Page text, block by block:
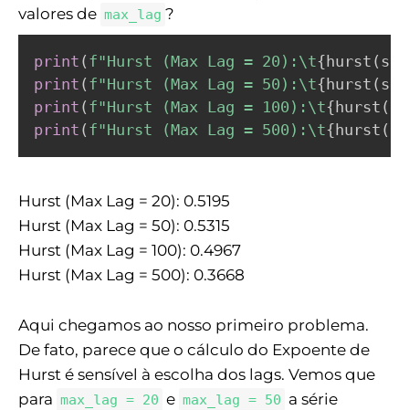
valores de max_lag ?
print ( f"Hurst (Max Lag = 20):\t{hurst (
print ( f"Hurst (Max Lag = 50):\t{hurst (
print ( f"Hurst (Max Lag = 100):\t{hurst (
print ( f"Hurst (Max Lag = 500):\t{hurst (
Hurst (Max Lag = 20): 0.5195
Hurst (Max Lag = 50): 0.5315
Hurst (Max Lag = 100): 0.4967
Hurst (Max Lag = 500): 0.3668
Aqui chegamos ao nosso primeiro problema.
De fato, parece que o cálculo do Expoente de
Hurst é sensível à escolha dos lags. Vemos que
para max_lag = 20 e max_lag = 50 a série